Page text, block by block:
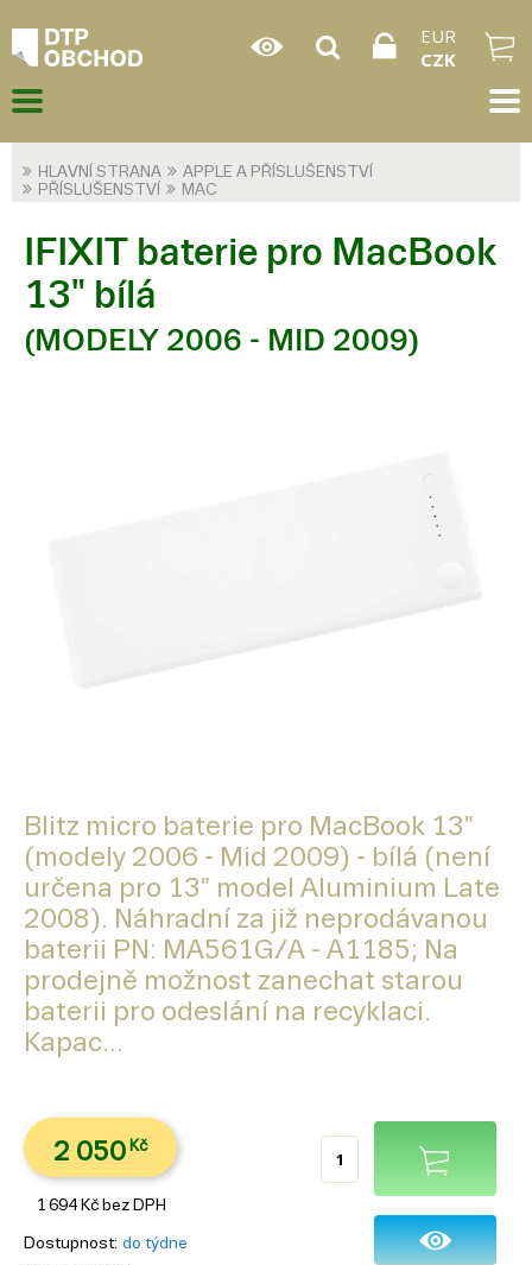
EUR
CZK
HLAVNÍ STRANA
APPLE A PŘÍSLUŠENSTVÍ
PŘÍSLUŠENSTVÍ
MAC
IFIXIT baterie pro MacBook
13" bílá
(MODELY 2006 - MID 2009)
Blitz micro baterie pro MacBook 13"
(modely 2006 - Mid 2009) - bílá (není
určena pro 13" model Aluminium Late
2008). Náhradní za již neprodávanou
baterii PN: MA561G/A - A1185; Na
prodejně možnost zanechat starou
baterii pro odeslání na recyklaci.
Kapac...
2 050 Kč
1 694 Kč bez DPH
Dostupnost do týdne